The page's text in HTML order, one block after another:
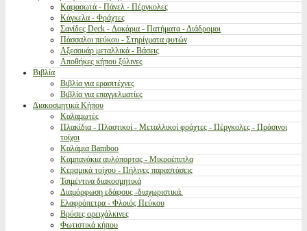
Καφασωτά - Πάνελ - Πέργκολες
Κάγκελα - Φράχτες
Σανίδες Deck - Δοκάρια - Πατήματα - Διάδρομοι
Πάσσαλοι πεύκου - Στηρίγματα φυτών
Αξεσουάρ μεταλλικά - Βάσεις
Αποθήκες κήπου ξύλινες
Βιβλία
Βιβλία για ερασιτέχνες
Βιβλία για επαγγελματίες
Διακοσμητικά Κήπου
Καλαμωτές
Πλακίδια - Πλαστικοί - Μεταλλικοί φράχτες - Πέργκολες - Πράσινοι
τοίχοι
Καλάμια Bamboo
Καμπανάκια αυλόπορτας - Μικροέπιπλα
Κεραμικά τοίχου - Πήλινες παραστάσεις
Τσιμέντινα διακοσμητικά
Διαμόρφωση εδάφους -διαχωριστικά.
Ελαφρόπετρα - Φλοιός Πεύκου
Βρύσες ορειχάλκινες
Φωτιστικά κήπου